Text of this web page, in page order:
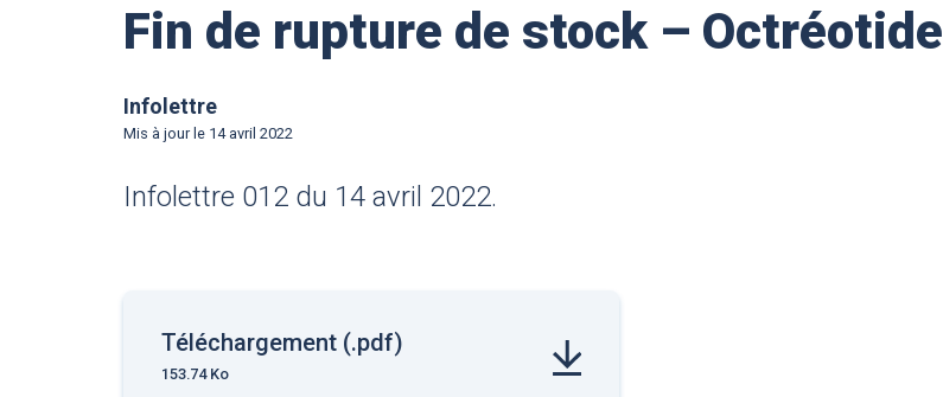
Fin de rupture de stock – Octréotide
Infolettre
Mis à jour le14 avril 2022
Infolettre 012 du 14 avril 2022.
Téléchargement (.pdf)
153.74 Ko